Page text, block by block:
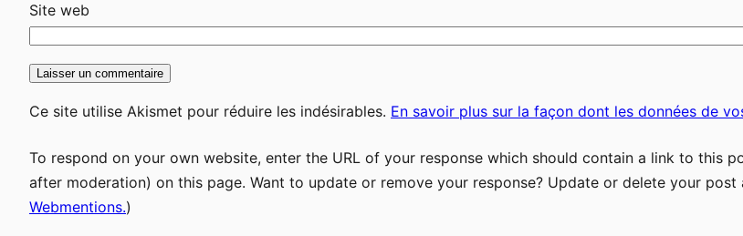
Site web
Ce site utilise Akismet pour réduire les indésirables. En savoir plus sur la façon dont les données de
To respond on your own website, enter the URL of your response which should contain a link to this
after moderation) on this page. Want to update or remove your response? Update or delete your post
Webmentions.)